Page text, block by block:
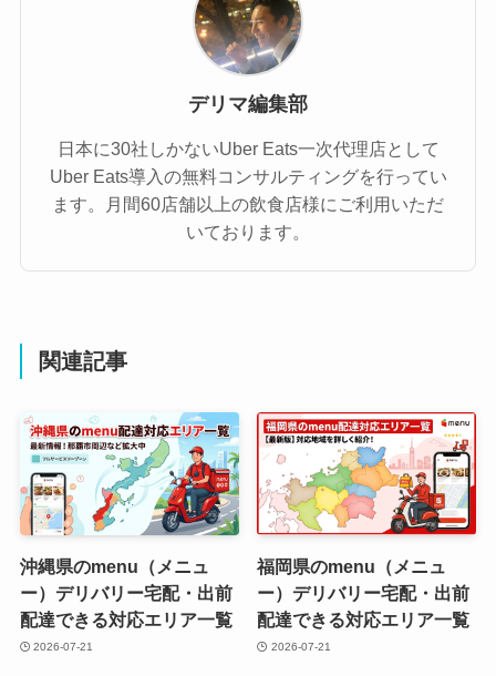
デリマ編集部
日本に30社しかないUber Eats一次代理店として
Uber Eats導入の無料コンサルティングを行ってい
ます。月間60店舗以上の飲食店様にご利用いただ
いております。
関連記事
沖縄県のmenu（メニュ
ー）デリバリー宅配・出前
配達できる対応エリア一覧
2026-07-21
福岡県のmenu（メニュ
ー）デリバリー宅配・出前
配達できる対応エリア一覧
2026-07-21